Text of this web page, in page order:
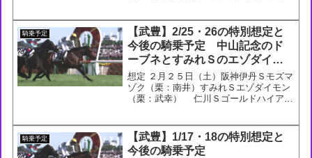
後の騎乗予定 今後の騎乗予定６月 ３日
（土）阪神アルーリ...
騎乗予定
【武豊】2/25・26の特別想定と
今後の騎乗予定 中山記念のド
ーブネとすみれＳのエゾダイモ
ンに期待
想定 ２月２５日（土）阪神伊丹Ｓモズマ
ゾク（栗：南井）すみれＳエゾダイモン
（栗：武幸） 仁川Ｓゴールドハイアー
中山記念ドーブネ（栗：武幸） 今後の騎
乗予定 今後の騎...
騎乗予定
【武豊】1/17・18の特別想定と
今後の騎乗予定